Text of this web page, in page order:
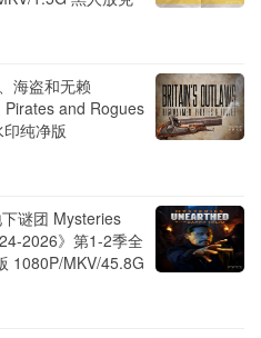
海盗和无赖
and Rogues
纯净版
谜团 Mysteries
2026》第1-2季全
1080P/MKV/45.8G